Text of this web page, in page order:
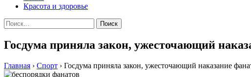
Красота и здоровье
Найти:
Госдума приняла закон, ужесточающий
Главная › Спорт › Госдума приняла закон, ужесточающий наказание